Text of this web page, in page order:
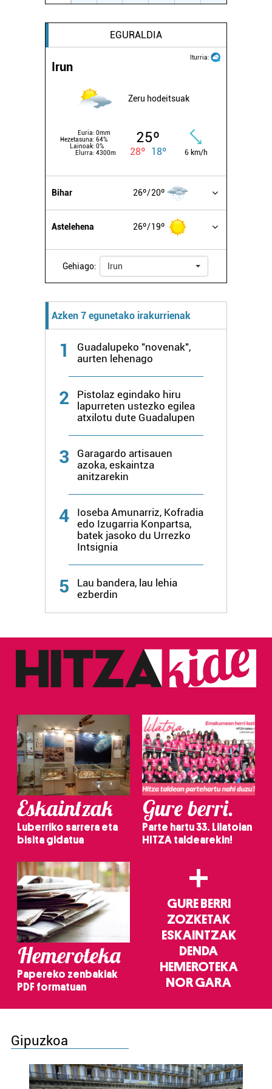
EGURALDIA
Iturria:
Irun
Zeru hodeitsuak
Euria: 0mm
Hezetasuna: 64%
Lainoak: 0%
Elurra: 4300m
25º
28º 18º 6 km/h
Bihar 26º 20º
Astelehena 26º 19º
Gehiago: Irun
Azken 7 egunetako irakurrienak
1
Guadalupeko "novenak",
aurten lehenago
2
Pistolaz egindako hiru
lapurreten ustezko egilea
atxilotu dute Guadalupen
3
Garagardo artisauen
azoka, eskaintza
anitzarekin
4
Ioseba Amunarriz, Kofradia
edo Izugarria Konpartsa,
batek jasoko du Urrezko
Intsignia
5
Lau bandera, lau lehia
ezberdin
Eskaintzak
Luberriko sarrera eta
bisita gidatua
Gure berri.
Parte hartu 33. Lilatoian
HITZA taldearekin!
Hemeroteka
Papereko zenbakiak
PDF formatuan
+
GURE BERRI
ZOZKETAK
ESKAINTZAK
DENDA
HEMEROTEKA
NOR GARA
Gipuzkoa